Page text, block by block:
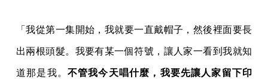
「我從第一集開始，我就要一直戴帽子，然後裡面要長
出兩根頭髮。我要有某一個符號，讓人家一看到我就知
道那是我。 不管我今天唱什麼，我要先讓人家留下印